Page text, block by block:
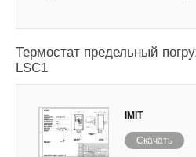
Термостат предельный
LSC1
IMIT
Скачать